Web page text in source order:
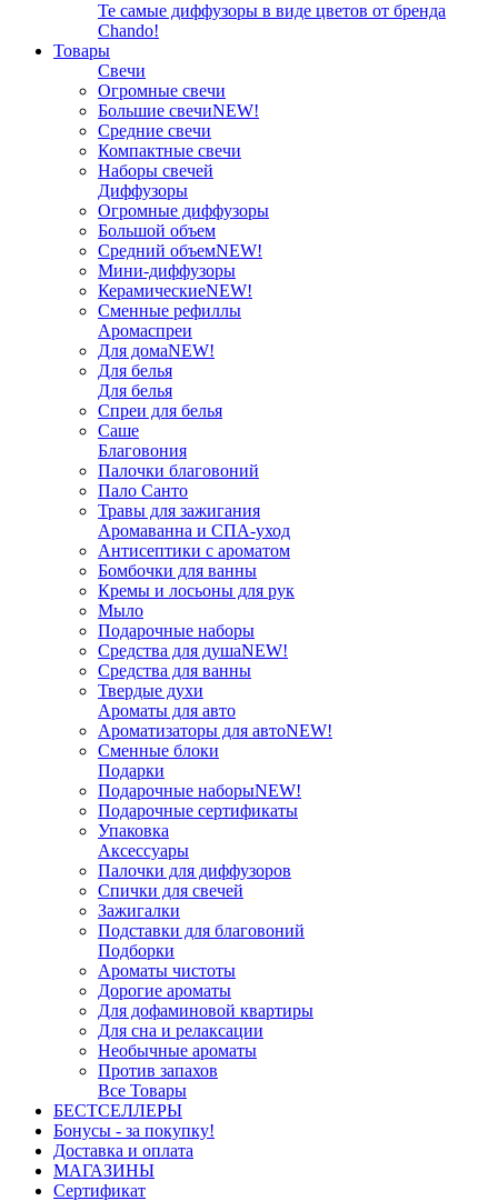
Те самые диффузоры в виде цветов от бренда
Chando!
Товары
Свечи
Огромные свечи
Большие свечиNEW!
Средние свечи
Компактные свечи
Наборы свечей
Диффузоры
Огромные диффузоры
Большой объем
Средний объемNEW!
Мини-диффузоры
КерамическиеNEW!
Сменные рефиллы
Аромаспреи
Для домаNEW!
Для белья
Для белья
Спреи для белья
Саше
Благовония
Палочки благовоний
Пало Санто
Травы для зажигания
Аромаванна и СПА-уход
Антисептики с ароматом
Бомбочки для ванны
Кремы и лосьоны для рук
Мыло
Подарочные наборы
Средства для душаNEW!
Средства для ванны
Твердые духи
Ароматы для авто
Ароматизаторы для автоNEW!
Сменные блоки
Подарки
Подарочные наборыNEW!
Подарочные сертификаты
Упаковка
Аксессуары
Палочки для диффузоров
Спички для свечей
Зажигалки
Подставки для благовоний
Подборки
Ароматы чистоты
Дорогие ароматы
Для дофаминовой квартиры
Для сна и релаксации
Необычные ароматы
Против запахов
Все Товары
БЕСТСЕЛЛЕРЫ
Бонусы - за покупку!
Доставка и оплата
МАГАЗИНЫ
Cертификат